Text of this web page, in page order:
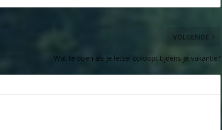
VOLGENDE
Wat te doen als je letsel oploopt tijdens je vakantie?